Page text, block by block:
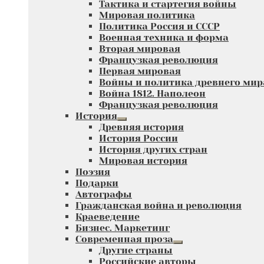
вложенное
меню
Тактика и стартегия войны
Мировая политика
Политика Россия и СССР
Военная техника и форма
Вторая мировая
Французкая революция
Первая мировая
Войны и политика древнего
Война 1812. Наполеон
Французкая революция
История
Развернутое
вложенное
меню
Древняя история
История России
История других стран
Мировая история
Поэзия
Подарки
Автографы
Гражданская война и революция
Краеведение
Бизнес. Маркетинг
Современная проза
Развернутое
Другие страны
Российские авторы